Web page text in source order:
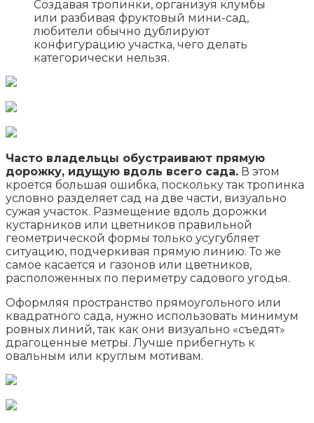
Создавая тропинки, организуя клумбы
или разбивая фруктовый мини-сад,
любители обычно дублируют
конфигурацию участка, чего делать
категорически нельзя.
Часто владельцы обустраивают прямую
дорожку, идущую вдоль всего сада. В этом
кроется большая ошибка, поскольку так тропинка
условно разделяет сад на две части, визуально
сужая участок. Размещение вдоль дорожки
кустарников или цветников правильной
геометрической формы только усугубляет
ситуацию, подчеркивая прямую линию. То же
самое касается и газонов или цветников,
расположенных по периметру садового угодья.
Оформляя пространство прямоугольного или
квадратного сада, нужно использовать минимум
ровных линий, так как они визуально «съедят»
драгоценные метры. Лучше прибегнуть к
овальным или круглым мотивам.